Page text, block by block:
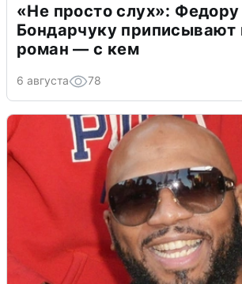
«Не просто слух»: Федору
Бондарчуку приписывают
роман — с кем
6 августа 78